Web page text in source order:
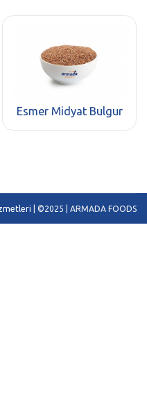
Esmer Midyat Bulgur
| ©2025 | ARMADA FOODS